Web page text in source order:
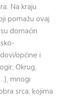
Na kraju
pomažu ovaj
domaćin
općine i
Okrug,
mnogi
srca, kojima